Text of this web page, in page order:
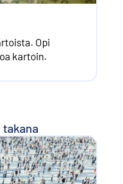
linkki
Opi
kartoin.